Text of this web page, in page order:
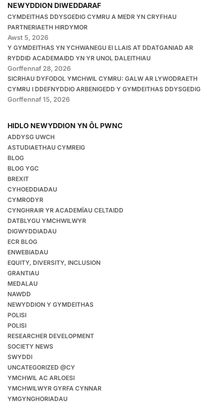
NEWYDDION DIWEDDARAF
CYMDEITHAS DDYSGEDIG CYMRU A MEDR YN CRYFHAU
PARTNERIAETH HIRDYMOR
Awst 5, 2026
Y GYMDEITHAS YN YCHWANEGU EI LLAIS AT DDATGANIAD AR
RYDDID ACADEMAIDD YN YR UNOL DALEITHIAU
Gorffennaf 28, 2026
SICRHAU DYFODOL YMCHWIL CYMRU: GALW AR LYWODRAETH
CYMRU I DDEFNYDDIO ARBENIGEDD Y GYMDEITHAS DDYSGEDIG
Gorffennaf 15, 2026
HIDLO NEWYDDION YN ÔL PWNC
ADDYSG UWCH
ASTUDIAETHAU CYMREIG
BLOG
BLOG YGC
BREXIT
CYHOEDDIADAU
CYMRODYR
CYNGHRAIR YR ACADEMÏAU CELTAIDD
DATBLYGU YMCHWILWYR
DIGWYDDIADAU
ECR BLOG
ENWEBIADAU
EQUITY, DIVERSITY, INCLUSION
GRANTIAU
MEDALAU
NAWDD
NEWYDDION Y GYMDEITHAS
POLISI
POLISI
RESEARCHER DEVELOPMENT
SOCIETY NEWS
SWYDDI
UNCATEGORIZED @CY
YMCHWIL AC ARLOESI
YMCHWILWYR GYRFA CYNNAR
YMGYNGHORIADAU